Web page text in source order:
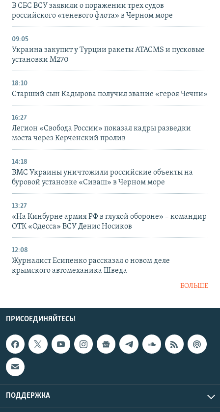
В СБС ВСУ заявили о поражении трех судов
российского «теневого флота» в Черном море
09:05
Украина закупит у Турции ракеты ATACMS и пусковые
установки M270
18:10
Старший сын Кадырова получил звание «героя Чечни»
16:27
Легион «Свобода России» показал кадры разведки
моста через Керченский пролив
14:18
ВМС Украины уничтожили российские объекты на
буровой установке «Сиваш» в Черном море
13:27
«На Кинбурне армия РФ в глухой обороне» – командир
ОТК «Одесса» ВСУ Денис Носиков
12:08
Журналист Есипенко рассказал о новом деле
крымского автомеханика Шведа
БОЛЬШЕ
ПРИСОЕДИНЯЙТЕСЬ!
ПОДДЕРЖКА